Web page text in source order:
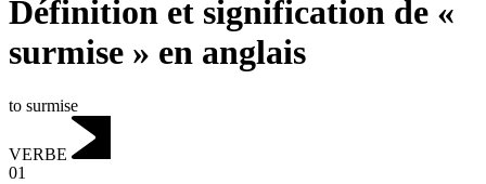
Définition et signification de «
surmise » en anglais
to surmise
VERBE
01